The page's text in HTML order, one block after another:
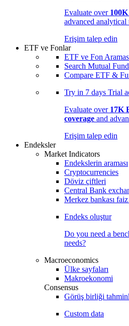
Evaluate over
advanced analytical
Erişim talep edin
ETF ve Fonlar
ETF ve Fon
Search Mutual
Compare ETF &
Try in 7 days Trial
Evaluate over 17K
coverage and
Erişim talep edin
Endeksler
Market Indicators
Endekslerin araması
Cryptocurrencies
Döviz çiftleri
Central Bank
Merkez bankası faiz
Endeks oluştur
Do you need a
needs?
Macroeconomics
Ülke sayfaları
Makroekonomi
Consensus
Görüş birliği
Custom data